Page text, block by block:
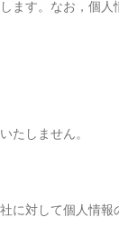
ます。なお，個人
たしません。
に対して個人情報